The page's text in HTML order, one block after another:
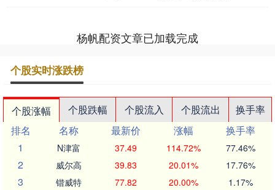
杨帆配资文章已加载完成
个股实时涨跌榜
个股涨幅 个股跌幅 个股流入 个股流出
换手率
排名
名称 最新价 涨幅
换手率
1
N津富 37.49 114.72% 77.46%
2 威尔高 39.83 20.01% 17.76%
3 锴威特 77.82 20.00% 1.17%